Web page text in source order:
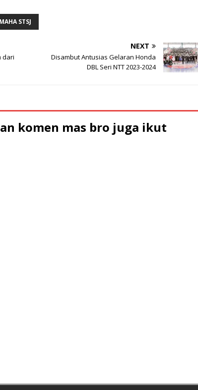
STSJ
dari
NEXT
Disambut Antusias Gelaran Honda
DBL Seri NTT 2023-2024
komen mas bro juga ikut